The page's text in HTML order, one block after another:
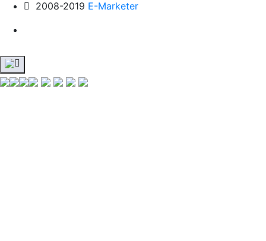
2008-2019 E-Marketer